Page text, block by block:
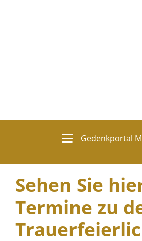
Gedenkportal
Sehen Sie
Termine zu